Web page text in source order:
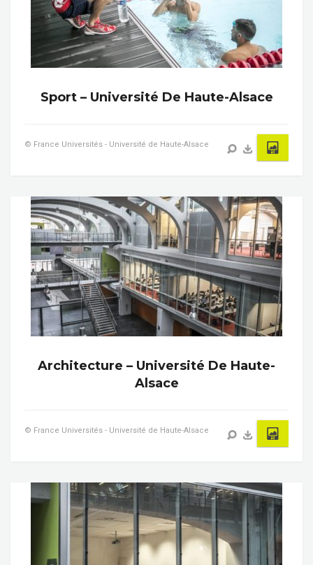
Sport – Université De Haute-Alsace
© France Universités - Université de Haute-Alsace
Architecture – Université De Haute-
Alsace
© France Universités - Université de Haute-Alsace